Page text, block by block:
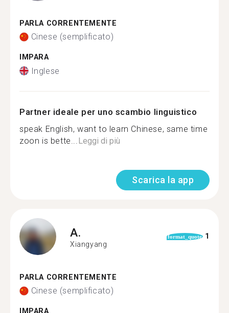
PARLA CORRENTEMENTE
Cinese (semplificato)
IMPARA
Inglese
Partner ideale per uno scambio linguistico
speak English, want to learn Chinese, same time
zoon is bette... Leggi di più
Scarica la app
A.
Xiangyang
format_quote 1
PARLA CORRENTEMENTE
Cinese (semplificato)
IMPARA